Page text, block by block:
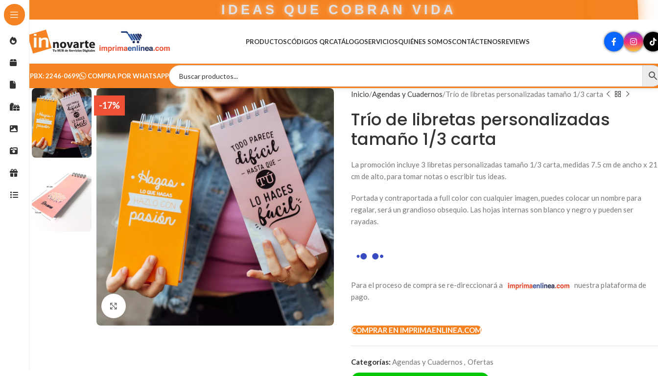
IDEAS QUE COBRAN VIDA
PRODUCTOSCÓDIGOS QRCATÁLOGOSERVICIOSQUIÉNES SOMOSCONTÁCTENOSREVIEWS
PBX: 2246-0699 COMPRA POR WHATSAPP
-17%
Clic para ampliar
Inicio Agendas y Cuadernos Trío de libretas personalizadas tamaño 1/3 carta
Trío de libretas personalizadas
tamaño 1/3 carta
La promoción incluye 3 libretas personalizadas tamaño 1/3 carta, medidas 7.5 cm de ancho x 21
cm de alto, para tomar notas o escribir tus ideas.
Portada y contraportada a full color con cualquier imagen, puedes colocar un nombre para
regalar, será un grandioso obsequio. Las hojas internas son blanco y negro y pueden ser
rayadas.
Para el proceso de compra se re-direccionará a
nuestra plataforma de
pago.
COMPRAR EN IMPRIMAENLINEA.COM
Categorías: Agendas y Cuadernos , Ofertas